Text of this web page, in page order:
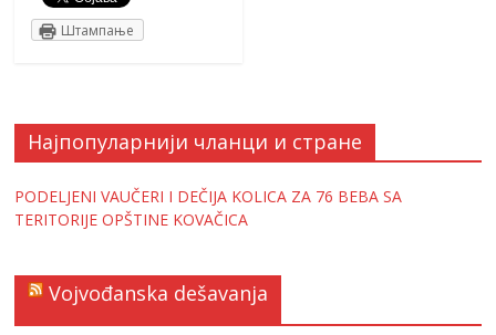
Штампање
Најпопуларнији чланци и стране
PODELJENI VAUČERI I DEČIJA KOLICA ZA 76 BEBA SA
TERITORIJE OPŠTINE KOVAČICA
Vojvođanska dešavanja